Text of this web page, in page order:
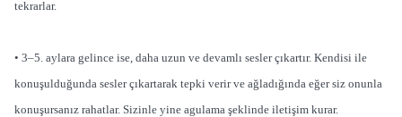
tekrarlar.
• 3–5. aylara gelince ise, daha uzun ve devamlı sesler çıkartır. Kendisi ile
konuşulduğunda sesler çıkartarak tepki verir ve ağladığında eğer siz onunla
konuşursanız rahatlar. Sizinle yine agulama şeklinde iletişim kurar.